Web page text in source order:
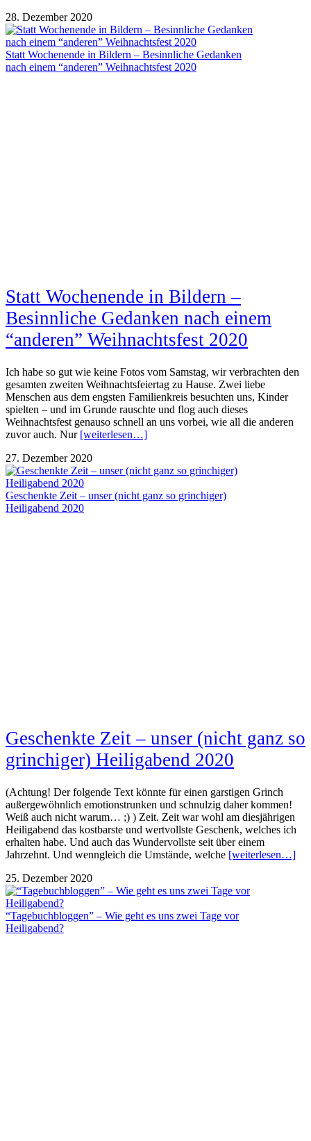
28. Dezember 2020
Statt Wochenende in Bildern – Besinnliche Gedanken
nach einem “anderen” Weihnachtsfest 2020
Statt Wochenende in Bildern –
Besinnliche Gedanken nach einem
“anderen” Weihnachtsfest 2020
Ich habe so gut wie keine Fotos vom Samstag, wir verbrachten den
gesamten zweiten Weihnachtsfeiertag zu Hause. Zwei liebe
Menschen aus dem engsten Familienkreis besuchten uns, Kinder
spielten – und im Grunde rauschte und flog auch dieses
Weihnachtsfest genauso schnell an uns vorbei, wie all die anderen
zuvor auch. Nur [weiterlesen…]
27. Dezember 2020
Geschenkte Zeit – unser (nicht ganz so grinchiger)
Heiligabend 2020
Geschenkte Zeit – unser (nicht ganz so
grinchiger) Heiligabend 2020
(Achtung! Der folgende Text könnte für einen garstigen Grinch
außergewöhnlich emotionstrunken und schnulzig daher kommen!
Weiß auch nicht warum… ;) ) Zeit. Zeit war wohl am diesjährigen
Heiligabend das kostbarste und wertvollste Geschenk, welches ich
erhalten habe. Und auch das Wundervollste seit über einem
Jahrzehnt. Und wenngleich die Umstände, welche [weiterlesen…]
25. Dezember 2020
“Tagebuchbloggen” – Wie geht es uns zwei Tage vor
Heiligabend?